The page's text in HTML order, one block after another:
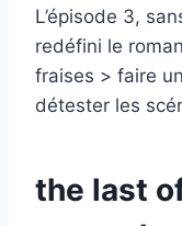
L’épisode 3,
redéfini le
fraises > faire
détester les
the last